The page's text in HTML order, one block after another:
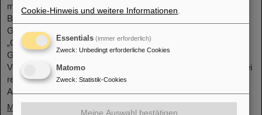
mit Fokus auf der Förderung unternehmerischer Fähigkeiten im
Bereich der Hochenergiephysik fand vor Kurzem auf dem
GSI/FAIR-Campus statt. Das übergreifende Thema lautete:
„Grundlagen des Unternehmertums – wie die Wissenschaft die
Gesellschaft erreichen kann“. Der Workshop, bestehend aus
Vorträgen und interaktiven Workshop-Formaten, wurde von zwei
renommierten Expert*innen geleitet: Ian Tracey, CEO von
Anchored In, und Viola Hay,…
Mehr »
Cookie-Hinweis und weitere Informationen
Essentials (immer erforderlich)
Zweck: Unbedingt erforderliche Cookies
Matomo
Zweck: Statistik-Cookies
Meine Auswahl bestätigen